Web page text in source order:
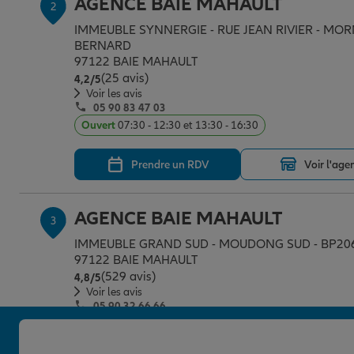
2
IMMEUBLE SYNNERGIE - RUE JEAN RIVIER -
BERNARD
97122 BAIE MAHAULT
4,2/5Note de 4.2 sur 5
(25 avis)
Voir les avis
05 90 83 47 03
Ouvert07:30 - 12:30 et 13:30 - 16:30
Prendre un RDV Voir
3 AGENCE BAIE MAHAULT
IMMEUBLE GRAND SUD - MOUDONG SUD -
97122 BAIE MAHAULT
4,8/5Note de 4.8 sur 5
(529 avis)
Voir les avis
05 90 32 66 66
Ouvert07:30 - 16:45